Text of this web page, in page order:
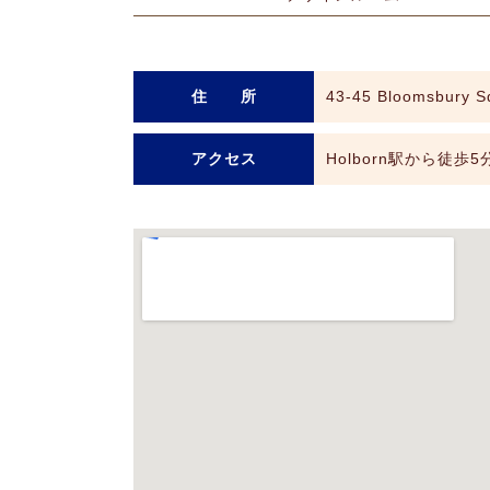
住 所 43-45 Bloomsbury
アクセス Holborn駅から徒歩5